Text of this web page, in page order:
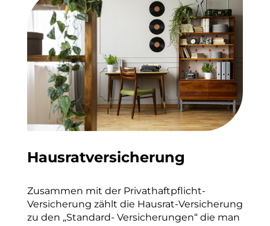
Hausratversicherung
Zusammen mit der Privathaftpflicht-
Versicherung zählt die Hausrat-Versicherung
zu den „Standard- Versicherungen“ die man